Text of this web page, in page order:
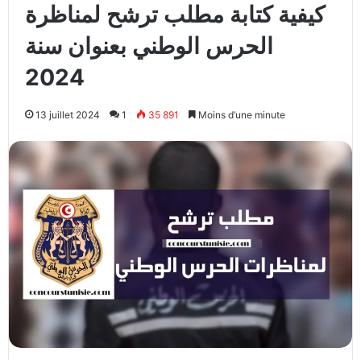
كيفية كتابة مطلب ترشح لمناظرة
الحرس الوطني بعنوان سنة
2024
13 juillet 2024 1 35 891 Moins d’une minute